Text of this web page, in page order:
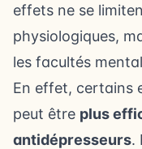
effets ne se
physiologiques,
les facultés
En effet, certains
peut être plus
antidépresseurs.